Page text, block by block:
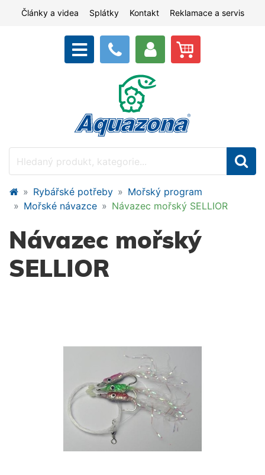
Články a videa Splátky Kontakt Reklamace a servis
Rybářské potřeby
Mořský program
Mořské návazce
Návazec mořský SELLIOR
Návazec mořský
SELLIOR